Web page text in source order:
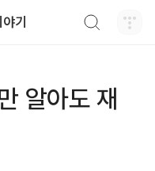
기
알아도 재